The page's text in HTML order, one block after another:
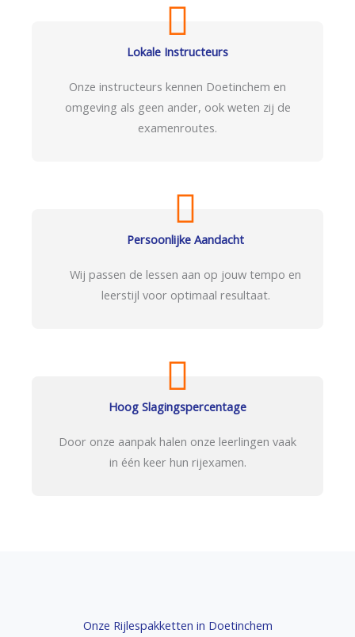
Lokale Instructeurs
Onze instructeurs kennen Doetinchem en
omgeving als geen ander, ook weten zij de
examenroutes.
Persoonlijke Aandacht
Wij passen de lessen aan op jouw tempo en
leerstijl voor optimaal resultaat.
Hoog Slagingspercentage
Door onze aanpak halen onze leerlingen vaak
in één keer hun rijexamen.
Onze Rijlespakketten in Doetinchem